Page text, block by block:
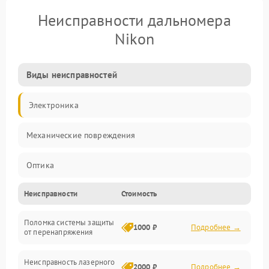
Неисправности дальномера
Nikon
Виды неисправностей
Электроника
Механические повреждения
Оптика
Неисправности Стоимость
Поломка системы защиты
от перенапряжения
1000 ₽ Подробнее →
Неисправность лазерного
2000 ₽ Подробнее →